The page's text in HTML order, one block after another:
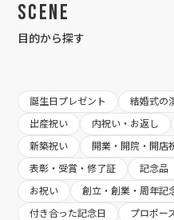
Scene
目的から探す
誕生日プレゼント 結婚式の
出産祝い
内祝い・お返し
新築祝い
開業・開院・開店
表彰・受賞・修了証
記念品
お祝い
創立・創業・周年記
付き合った記念日
プロポー